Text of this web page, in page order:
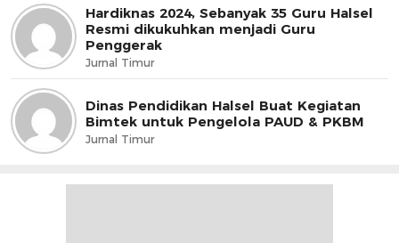
Hardiknas 2024, Sebanyak 35 Guru Halsel
Resmi dikukuhkan menjadi Guru
Penggerak
Jurnal Timur
Dinas Pendidikan Halsel Buat Kegiatan
Bimtek untuk Pengelola PAUD & PKBM
Jurnal Timur